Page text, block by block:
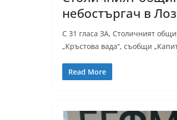
небостъргач в
С 31 гласа ЗА, Столичният
„Кръстова вада“, съобщи
Read More